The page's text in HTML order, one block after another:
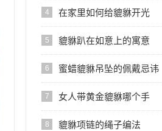
4 在家里如何给貔貅开光
5 貔貅趴在如意上的寓意
6 蜜蜡貔貅吊坠的佩戴忌讳
7 女人带黄金貔貅哪个手
8 貔貅项链的绳子编法